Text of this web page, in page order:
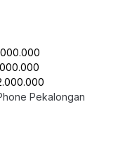
Pekalongan